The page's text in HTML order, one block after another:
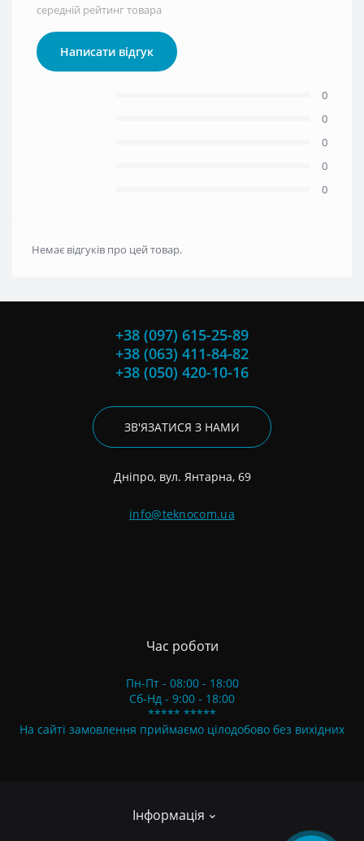
середній рейтинг товара
Написати відгук
0
0
0
0
0
Немає відгуків про цей товар.
+38 (097) 615-25-89
+38 (063) 411-84-82
+38 (050) 420-10-16
ЗВ'ЯЗАТИСЯ З НАМИ
Дніпро, вул. Янтарна, 69
info@teknocom.ua
Інформація
Час роботи
Пн-Пт - 08:00 - 18:00
Сб-Нд - 9:00 - 18:00
***** *****
На сайті замовлення приймаємо цілодобово без вихідних